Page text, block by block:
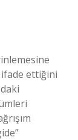
ettiğini